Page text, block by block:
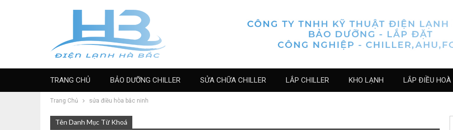
TRANG CHỦ BẢO DƯỠNG CHILLER SỬA CHỮA CHILLER LẮP CHILLER KHO LẠNH LẮP ĐIỀU HOÀ
Trang Chủ sửa điều hòa bắc ninh
Tên Danh Mục Từ Khoá